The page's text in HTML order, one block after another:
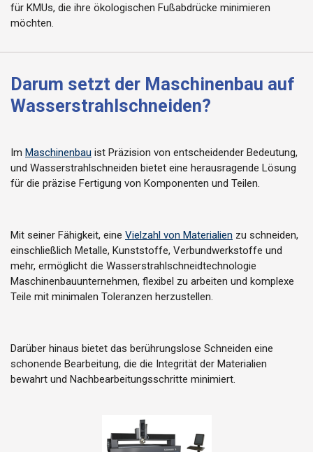
für KMUs, die ihre ökologischen Fußabdrücke minimieren
möchten.
Darum setzt der Maschinenbau auf
Wasserstrahlschneiden?
Im Maschinenbau ist Präzision von entscheidender Bedeutung,
und Wasserstrahlschneiden bietet eine herausragende Lösung
für die präzise Fertigung von Komponenten und Teilen.
Mit seiner Fähigkeit, eine Vielzahl von Materialien zu schneiden,
einschließlich Metalle, Kunststoffe, Verbundwerkstoffe und
mehr, ermöglicht die Wasserstrahlschneidtechnologie
Maschinenbauunternehmen, flexibel zu arbeiten und komplexe
Teile mit minimalen Toleranzen herzustellen.
Darüber hinaus bietet das berührungslose Schneiden eine
schonende Bearbeitung, die die Integrität der Materialien
bewahrt und Nachbearbeitungsschritte minimiert.